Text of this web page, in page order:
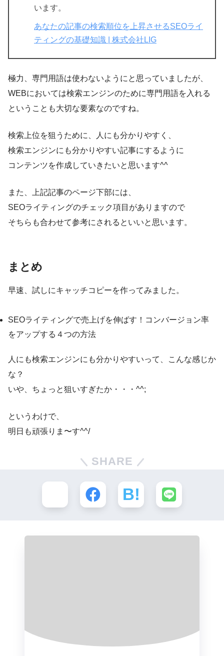
います。
あなたの記事の検索順位を上昇させるSEOライ
ティングの基礎知識 | 株式会社LIG
極力、専門用語は使わないようにと思っていましたが、
WEBにおいては検索エンジンのために専門用語を入れる
ということも大切な要素なのですね。
検索上位を狙うために、人にも分かりやすく、
検索エンジンにも分かりやすい記事にするように
コンテンツを作成していきたいと思います^^
また、上記記事のページ下部には、
SEOライティングのチェック項目がありますので
そちらも合わせて参考にされるといいと思います。
まとめ
早速、試しにキャッチコピーを作ってみました。
SEOライティングで売上げを伸ばす！コンバージョン率
をアップする４つの方法
人にも検索エンジンにも分かりやすいって、こんな感じか
な？
いや、ちょっと狙いすぎたか・・・^^;
というわけで、
明日も頑張りま〜す^^/
SHARE